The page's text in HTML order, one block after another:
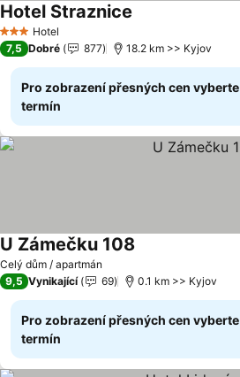
3 Počet hvězdiček
Hotel
Hotel Straznice
7,5 Dobré 877 18.2 km >> Kyjov
Pro zobrazení přesných cen vyberte
termín
Celý dům / apartmán
U Zámečku 108
9,5 Vynikající 69 0.1 km >> Kyjov
Pro zobrazení přesných cen vyberte
termín